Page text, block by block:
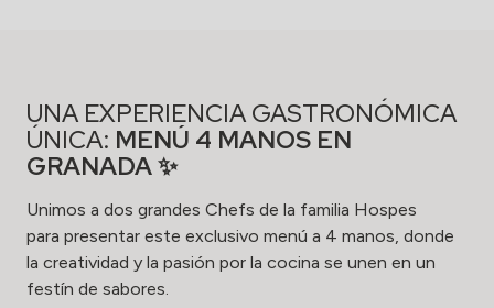
UNA EXPERIENCIA GASTRONÓMICA
ÚNICA: MENÚ 4 MANOS EN
GRANADA ✨
Unimos a dos grandes Chefs de la familia Hospes
para presentar este exclusivo menú a 4 manos, donde
la creatividad y la pasión por la cocina se unen en un
festín de sabores.